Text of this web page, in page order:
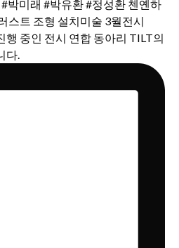
행 중인 전시 연합 동아리 TILT의
다.